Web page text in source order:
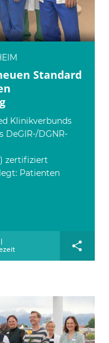
Standard
Klinikverbunds
DeGIR-/DGNR-
zertifiziert
Patienten
zu
weiteren
mit nachweislich
anerkannte
Modul E für